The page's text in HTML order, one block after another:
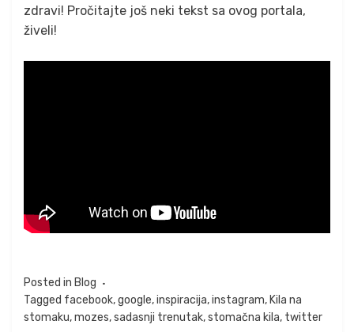
zdravi! Pročitajte još neki tekst sa ovog portala,
živeli!
Posted in Blog
Tagged facebook,google,inspiracija,instagram, Kila na
stomaku,mozes,sadasnji trenutak,stomačna kila, twitter